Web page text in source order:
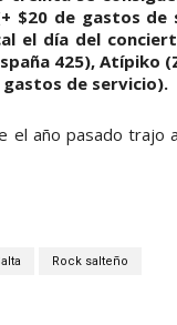
$20 de gastos de
el día del
425), Atípiko
gastos de servicio).
el año pasado trajo
Rock salteño